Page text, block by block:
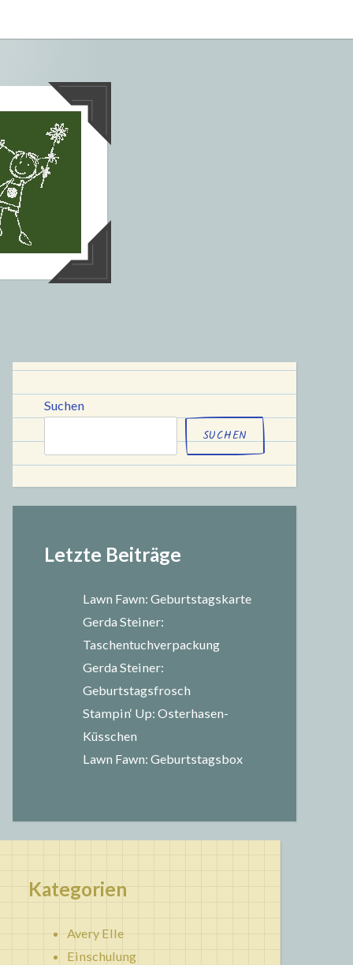
aus
Suchen
SUCHEN
Letzte Beiträge
Lawn Fawn: Geburtstagskarte
Gerda Steiner:
Taschentuchverpackung
Gerda Steiner:
Geburtstagsfrosch
Stampin‘ Up: Osterhasen-
Küsschen
Lawn Fawn: Geburtstagsbox
Kategorien
Avery Elle
Einschulung